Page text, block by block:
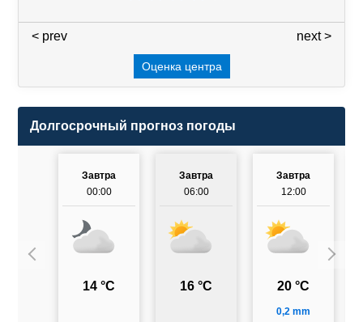
next >
< prev
Оценка центра
Долгосрочный прогноз погоды
Завтра
00:00
14 °C
Завтра
06:00
16 °C
Завтра
12:00
20 °C
0,2 mm